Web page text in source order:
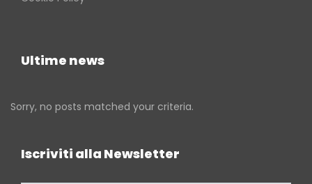
Ultime news
Sorry, no posts matched your criteria.
Iscriviti alla Newsletter